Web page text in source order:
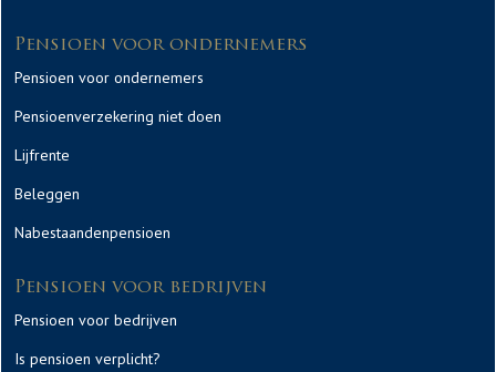
Pensioen voor ondernemers
Pensioen voor ondernemers
Pensioenverzekering niet doen
Lijfrente
Beleggen
Nabestaandenpensioen
Pensioen voor bedrijven
Pensioen voor bedrijven
Is pensioen verplicht?